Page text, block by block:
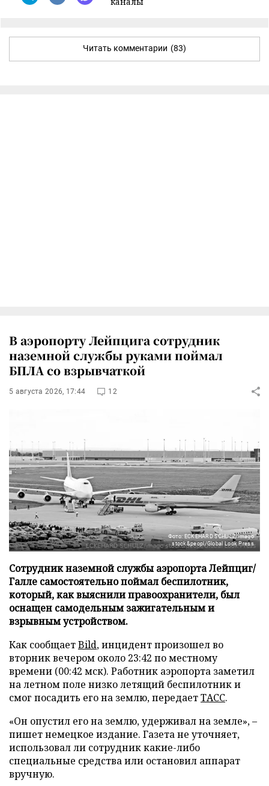
Читать комментарии (83)
В аэропорту Лейпцига сотрудник
наземной службы руками поймал
БПЛА со взрывчаткой
5 августа 2026, 17:44 12
Фото: ECKEHARD SCHULZ/imago
stock&peopl/Global Look Press
Сотрудник наземной службы аэропорта Лейпциг/
Галле самостоятельно поймал беспилотник,
который, как выяснили правоохранители, был
оснащен самодельным зажигательным и
взрывным устройством.
Как сообщаетBild, инцидент произошел во
вторник вечером около 23:42 по местному
времени (00:42 мск). Работник аэропорта заметил
на летном поле низко летящий беспилотник и
смог посадить его на землю, передаетТАСС.
«Он опустил его на землю, удерживал на земле», –
пишет немецкое издание. Газета не уточняет,
использовал ли сотрудник какие-либо
специальные средства или остановил аппарат
вручную.